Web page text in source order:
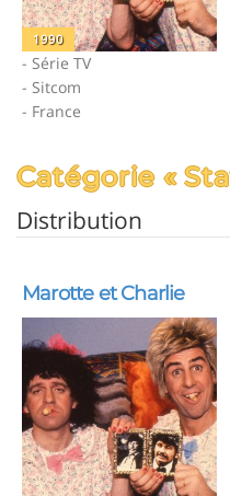
1990
- Série TV
- Sitcom
- France
Catégorie «
Distribution
Marotte et Charlie